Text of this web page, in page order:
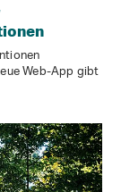
Web-App gibt